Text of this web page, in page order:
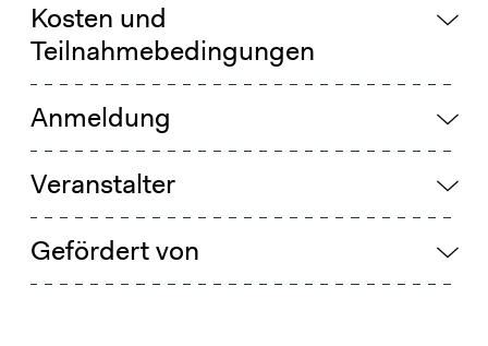
Kosten und
Teilnahmebedingungen
Anmeldung
Veranstalter
Gefördert von